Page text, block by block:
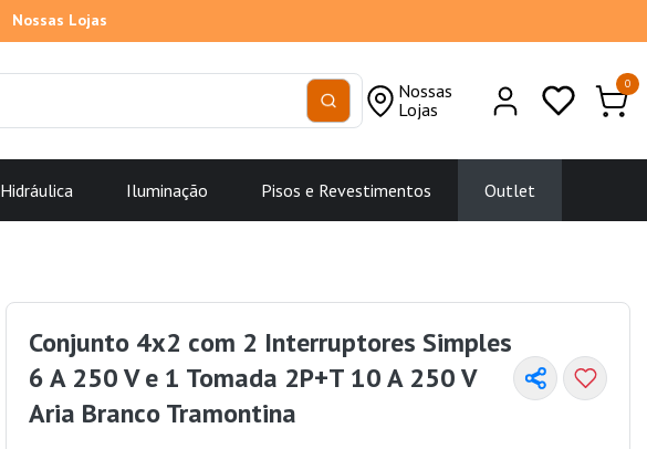
Nossas Lojas
Nossas
Lojas
0
Hidráulica Iluminação Pisos e Revestimentos Outlet
Conjunto 4x2 com 2 Interruptores Simples
6 A 250 V e 1 Tomada 2P+T 10 A 250 V
Aria Branco Tramontina